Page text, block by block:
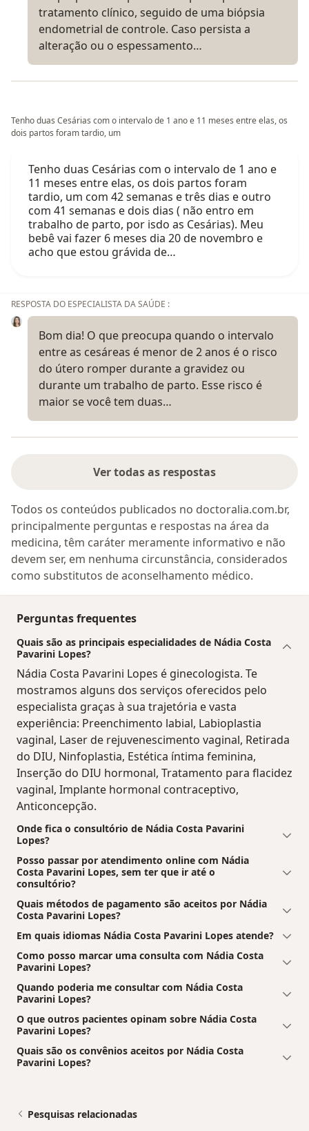
tratamento clínico, seguido de uma biópsia
endometrial de controle. Caso persista a
alteração ou o espessamento…
Tenho duas Cesárias com o intervalo de 1 ano e 11 meses entre elas, os
dois partos foram tardio, um
Tenho duas Cesárias com o intervalo de 1 ano e
11 meses entre elas, os dois partos foram
tardio, um com 42 semanas e três dias e outro
com 41 semanas e dois dias ( não entro em
trabalho de parto, por isdo as Cesárias). Meu
bebê vai fazer 6 meses dia 20 de novembro e
acho que estou grávida de…
RESPOSTA DO ESPECIALISTA DA SAÚDE :
Bom dia! O que preocupa quando o intervalo
entre as cesáreas é menor de 2 anos é o risco
do útero romper durante a gravidez ou
durante um trabalho de parto. Esse risco é
maior se você tem duas…
Ver todas as respostas
Todos os conteúdos publicados no doctoralia.com.br,
principalmente perguntas e respostas na área da
medicina, têm caráter meramente informativo e não
devem ser, em nenhuma circunstância, considerados
como substitutos de aconselhamento médico.
Perguntas frequentes
Quais são as principais especialidades de Nádia Costa
Pavarini Lopes?
Nádia Costa Pavarini Lopes é ginecologista. Te
mostramos alguns dos serviços oferecidos pelo
especialista graças à sua trajetória e vasta
experiência: Preenchimento labial, Labioplastia
vaginal, Laser de rejuvenescimento vaginal, Retirada
do DIU, Ninfoplastia, Estética íntima feminina,
Inserção do DIU hormonal, Tratamento para flacidez
vaginal, Implante hormonal contraceptivo,
Anticoncepção.
Onde fica o consultório de Nádia Costa Pavarini
Lopes?
Posso passar por atendimento online com Nádia
Costa Pavarini Lopes, sem ter que ir até o
consultório?
Quais métodos de pagamento são aceitos por Nádia
Costa Pavarini Lopes?
Em quais idiomas Nádia Costa Pavarini Lopes atende?
Como posso marcar uma consulta com Nádia Costa
Pavarini Lopes?
Quando poderia me consultar com Nádia Costa
Pavarini Lopes?
O que outros pacientes opinam sobre Nádia Costa
Pavarini Lopes?
Quais são os convênios aceitos por Nádia Costa
Pavarini Lopes?
Pesquisas relacionadas